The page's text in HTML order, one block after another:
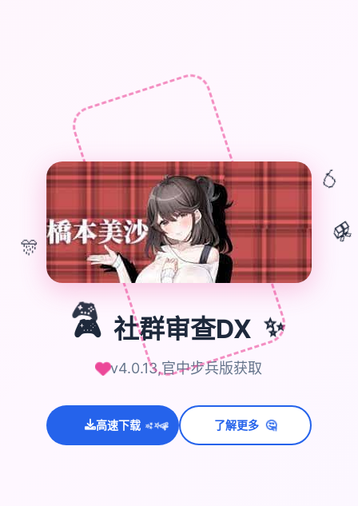
🎮
🎮 社群审查DX ✨
v4.0.13,官中步兵版获取
高速下载 ✨⭐💫 了解更多 🤔
🎈
🎊 🎁